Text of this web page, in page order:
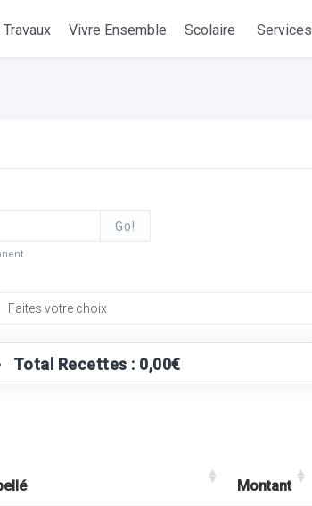
Vivre Ensemble Scolaire Services
Go!
Total Recettes : 0,00€
Montant